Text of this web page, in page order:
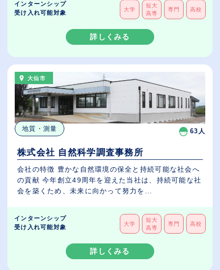
インターンシップ
受け入れ可能対象
大学
短大
高専
専門 高校
詳しくみる
大仙市
地質・測量 63人
株式会社 自然科学調査事務所
会社の特徴 豊かな自然環境の保全と持続可能な社会へ
の貢献 今年創立49周年を迎えた当社は、持続可能な社
会を築くため、未来に向かって努力を...
インターンシップ
受け入れ可能対象
大学
短大
高専
専門 高校
詳しくみる